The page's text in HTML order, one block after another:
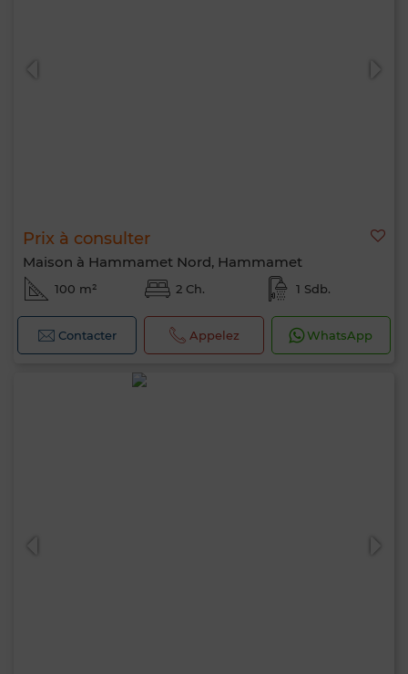
Prix à consulter
Maison à Hammamet Nord, Hammamet
100 m² 2 Ch. 1 Sdb.
Contacter Appelez WhatsApp